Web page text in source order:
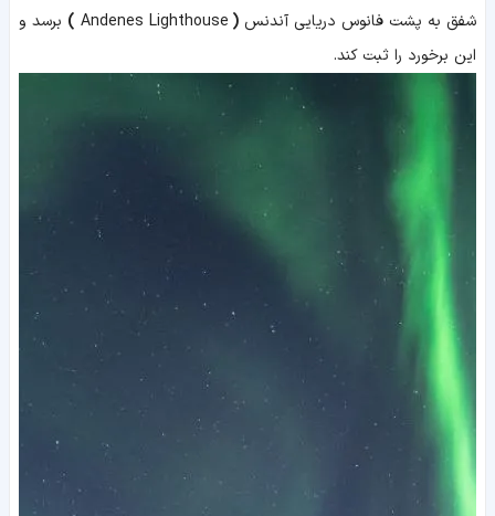
شفق به پشت فانوس دریایی آندنس (
Andenes Lighthouse
) برسد و
این برخورد را ثبت کند.